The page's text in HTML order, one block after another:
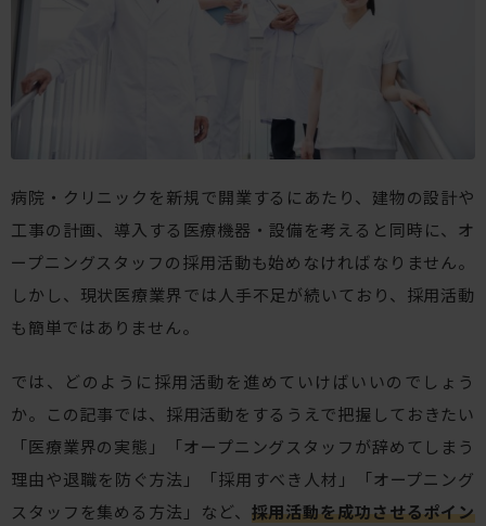
病院・クリニックを新規で開業するにあたり、建物の設計や
工事の計画、導入する医療機器・設備を考えると同時に、オ
ープニングスタッフの採用活動も始めなければなりません。
しかし、現状医療業界では人手不足が続いており、採用活動
も簡単ではありません。
では、どのように採用活動を進めていけばいいのでしょう
か。この記事では、採用活動をするうえで把握しておきたい
「医療業界の実態」「オープニングスタッフが辞めてしまう
理由や退職を防ぐ方法」「採用すべき人材」「オープニング
スタッフを集める方法」など、 採用活動を成功させるポイン